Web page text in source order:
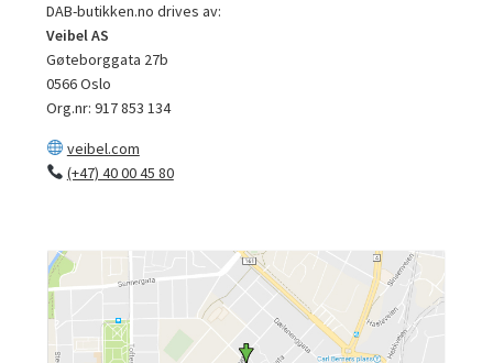
DAB-butikken.no drives av:
Veibel AS
Gøteborggata 27b
0566 Oslo
Org.nr: 917 853 134
veibel.com
(+47) 40 00 45 80